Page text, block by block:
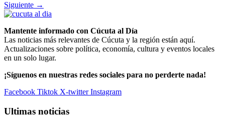
Siguiente →
Mantente informado con Cúcuta al Día
Las noticias más relevantes de Cúcuta y la región están aquí.
Actualizaciones sobre política, economía, cultura y eventos locales
en un solo lugar.
¡Síguenos en nuestras redes sociales para no perderte nada!
Facebook Tiktok X-twitter Instagram
Ultimas noticias